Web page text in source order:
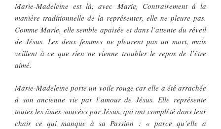
Marie-Madeleine est là, avec Marie, Contrairement à la
manière traditionnelle de la représenter, elle ne pleure pas.
Comme Marie, elle semble apaisée et dans l’attente du réveil
de Jésus. Les deux femmes ne pleurent pas un mort, mais
veillent à ce que rien ne vienne troubler le repos de l’être
aimé.
Marie-Madeleine porte un voile rouge car elle a été arrachée
à son ancienne vie par l’amour de Jésus. Elle représente
toutes les âmes sauvées par Jésus, qui ont complété dans leur
chair ce qui manque à sa Passion : « parce qu’elle a